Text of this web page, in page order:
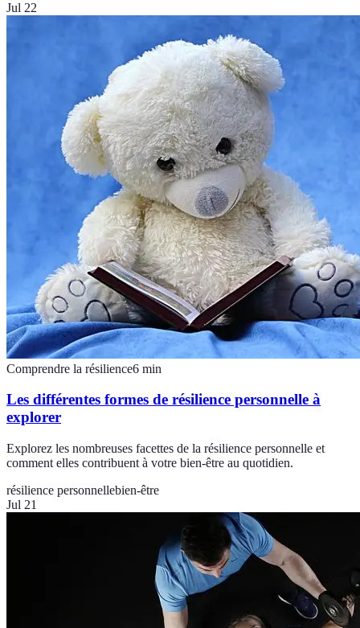
Jul 22
Comprendre la résilience6 min
Les différentes formes de résilience personnelle à
explorer
Explorez les nombreuses facettes de la résilience personnelle et
comment elles contribuent à votre bien-être au quotidien.
résilience personnellebien-être
Jul 21